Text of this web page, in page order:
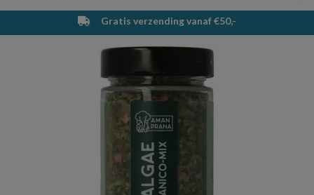
Winkelwagen
Uw winkelwagen is leeg.
Vul hem met producten.
Gratis verzending vanaf €50,-